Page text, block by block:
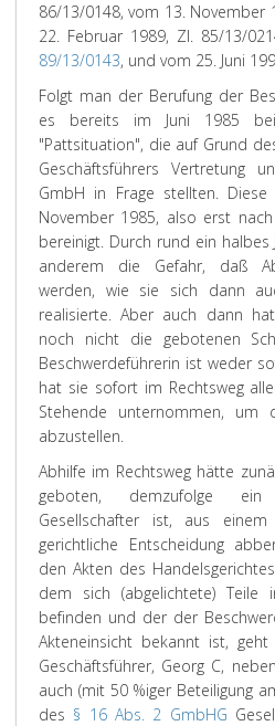
86/13/0148, vom 13. November
22. Februar 1989, Zl. 85/13/
89/13/0143, und vom 25. Juni
Folgt man der Berufung der
es bereits im Juni 1985
"Pattsituation", die auf Grund
Geschäftsführers Vertretung
GmbH in Frage stellten.
November 1985, also erst
bereinigt. Durch rund ein
anderem die Gefahr, daß
werden, wie sie sich dann
realisierte. Aber auch dann
noch nicht die gebotenen
Beschwerdeführerin ist weder
hat sie sofort im Rechtsweg
Stehende unternommen, um
abzustellen.
Abhilfe im Rechtsweg hätte
geboten, demzufolge ein
Gesellschafter ist, aus
gerichtliche Entscheidung
den Akten des
dem sich (abgelichtete) Teile
befinden und der der
Akteneinsicht bekannt ist,
Geschäftsführer, Georg C,
auch (mit 50 %iger Beteiligung
des § 16 Abs. 2 GmbHG